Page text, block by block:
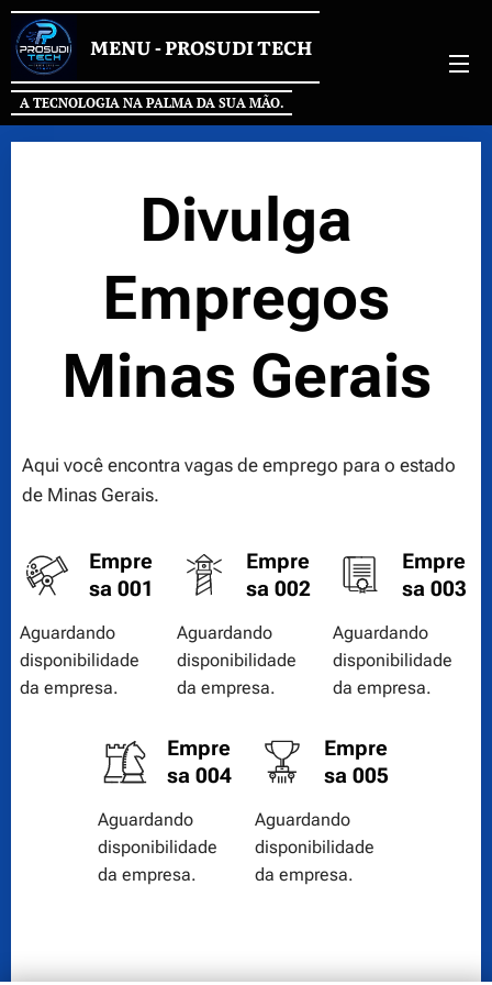
MENU-PROSUDITECH
A TECNOLOGIA NA PALMA DA SUA MÃO.
Divulga
Empregos
Minas Gerais
Aqui você encontra vagas de emprego para o estado
de Minas Gerais.
Empre
sa 001
Aguardando
disponibilidade
da empresa.
Empre
sa 002
Aguardando
disponibilidade
da empresa.
Empre
sa 003
Aguardando
disponibilidade
da empresa.
Empre
sa 004
Aguardando
disponibilidade
da empresa.
Empre
sa 005
Aguardando
disponibilidade
da empresa.